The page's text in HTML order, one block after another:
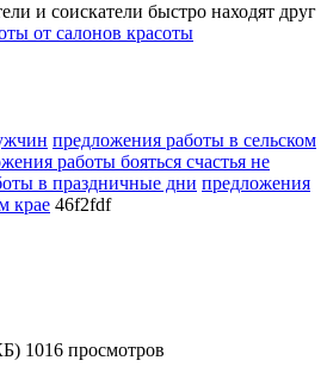
и соискатели быстро находят друг
от салонов красоты
предложения работы в сельском
работы бояться счастья не
в праздничные дни предложения
крае 46f2fdf
1016 просмотров